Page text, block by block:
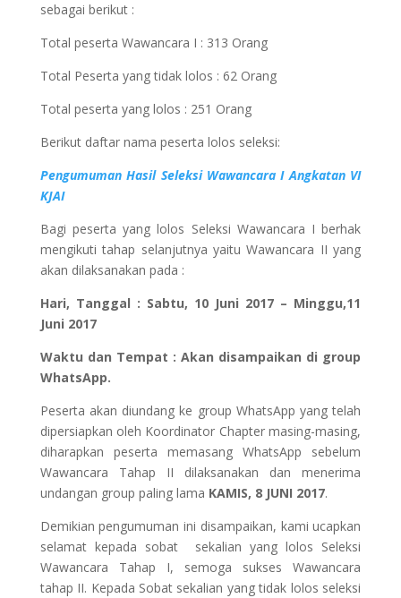
sebagai berikut :
Total peserta Wawancara I : 313 Orang
Total Peserta yang tidak lolos : 62 Orang
Total peserta yang lolos : 251 Orang
Berikut daftar nama peserta lolos seleksi:
Pengumuman Hasil Seleksi Wawancara I Angkatan VI
KJAI
Bagi peserta yang lolos Seleksi Wawancara I berhak
mengikuti tahap selanjutnya yaitu Wawancara II yang
akan dilaksanakan pada :
Hari, Tanggal : Sabtu, 10 Juni 2017 – Minggu,11
Juni 2017
Waktu dan Tempat : Akan disampaikan di group
WhatsApp.
Peserta akan diundang ke group WhatsApp yang telah
dipersiapkan oleh Koordinator Chapter masing-masing,
diharapkan peserta memasang WhatsApp sebelum
Wawancara Tahap II dilaksanakan dan menerima
undangan group paling lama KAMIS, 8 JUNI 2017.
Demikian pengumuman ini disampaikan, kami ucapkan
selamat kepada sobat sekalian yang lolos Seleksi
Wawancara Tahap I, semoga sukses Wawancara
tahap II. Kepada Sobat sekalian yang tidak lolos seleksi